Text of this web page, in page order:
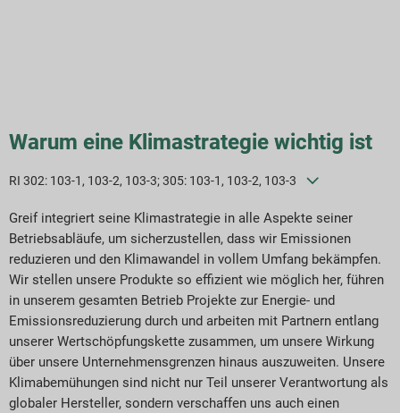
und Leistung
Reporting-Indizes
Downloads
Warum eine Klimastrategie wichtig ist
RI 302: 103-1, 103-2, 103-3; 305: 103-1, 103-2, 103-3
Greif integriert seine Klimastrategie in alle Aspekte seiner
Betriebsabläufe, um sicherzustellen, dass wir Emissionen
reduzieren und den Klimawandel in vollem Umfang bekämpfen.
Wir stellen unsere Produkte so effizient wie möglich her, führen
in unserem gesamten Betrieb Projekte zur Energie- und
Emissionsreduzierung durch und arbeiten mit Partnern entlang
unserer Wertschöpfungskette zusammen, um unsere Wirkung
über unsere Unternehmensgrenzen hinaus auszuweiten. Unsere
Klimabemühungen sind nicht nur Teil unserer Verantwortung als
globaler Hersteller, sondern verschaffen uns auch einen